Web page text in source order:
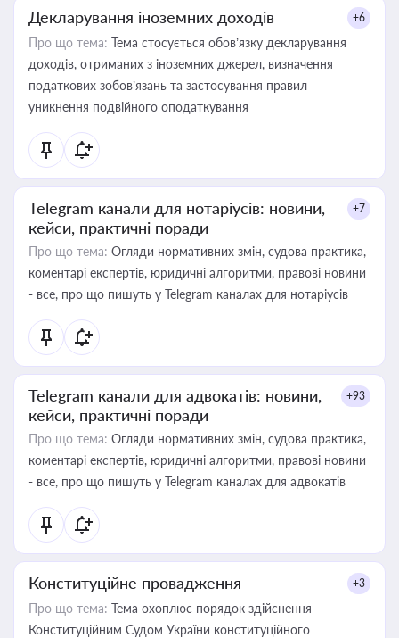
Декларування іноземних доходів +6
Про що тема: Тема стосується обов’язку декларування
доходів, отриманих з іноземних джерел, визначення
податкових зобов’язань та застосування правил
уникнення подвійного оподаткування
Telegram канали для нотаріусів: новини,
кейси, практичні поради
+7
Про що тема: Огляди нормативних змін, судова практика,
коментарі експертів, юридичні алгоритми, правові новини
- все, про що пишуть у Telegram каналах для нотаріусів
Telegram канали для адвокатів: новини,
кейси, практичні поради
+93
Про що тема: Огляди нормативних змін, судова практика,
коментарі експертів, юридичні алгоритми, правові новини
- все, про що пишуть у Telegram каналах для адвокатів
Конституційне провадження +3
Про що тема: Тема охоплює порядок здійснення
Конституційним Судом України конституційного